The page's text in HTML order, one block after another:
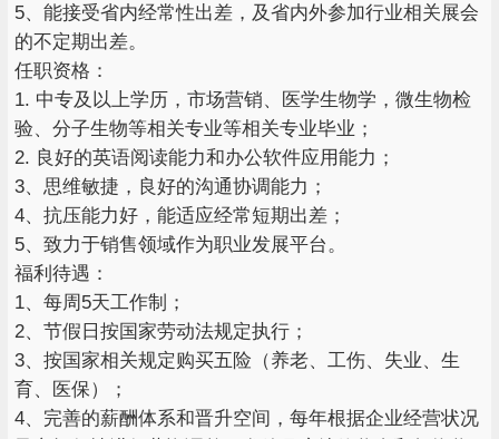
5、能接受省内经常性出差，及省内外参加行业相关展会
的不定期出差。
任职资格：
1. 中专及以上学历，市场营销、医学生物学，微生物检
验、分子生物等相关专业等相关专业毕业；
2. 良好的英语阅读能力和办公软件应用能力；
3、思维敏捷，良好的沟通协调能力；
4、抗压能力好，能适应经常短期出差；
5、致力于销售领域作为职业发展平台。
福利待遇：
1、每周5天工作制；
2、节假日按国家劳动法规定执行；
3、按国家相关规定购买五险（养老、工伤、失业、生
育、医保）；
4、完善的薪酬体系和晋升空间，每年根据企业经营状况